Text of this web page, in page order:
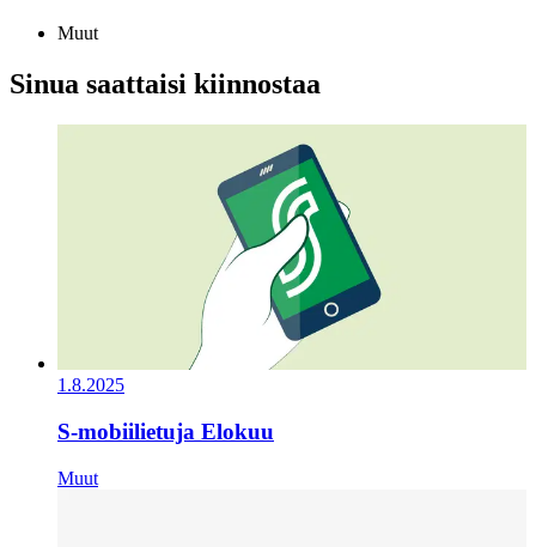
Muut
Sinua saattaisi kiinnostaa
1.8.2025
S-mobiilietuja Elokuu
Muut